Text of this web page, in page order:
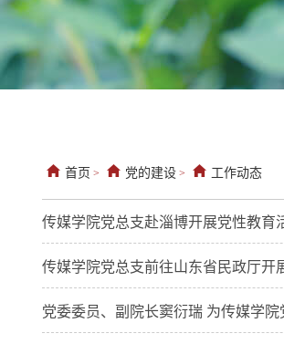
首页 > 党的建设 > 工作动态
传媒学院党总支赴淄博开展党性教育
传媒学院党总支前往山东省民政厅开
党委委员、副院长窦衍瑞 为传媒学